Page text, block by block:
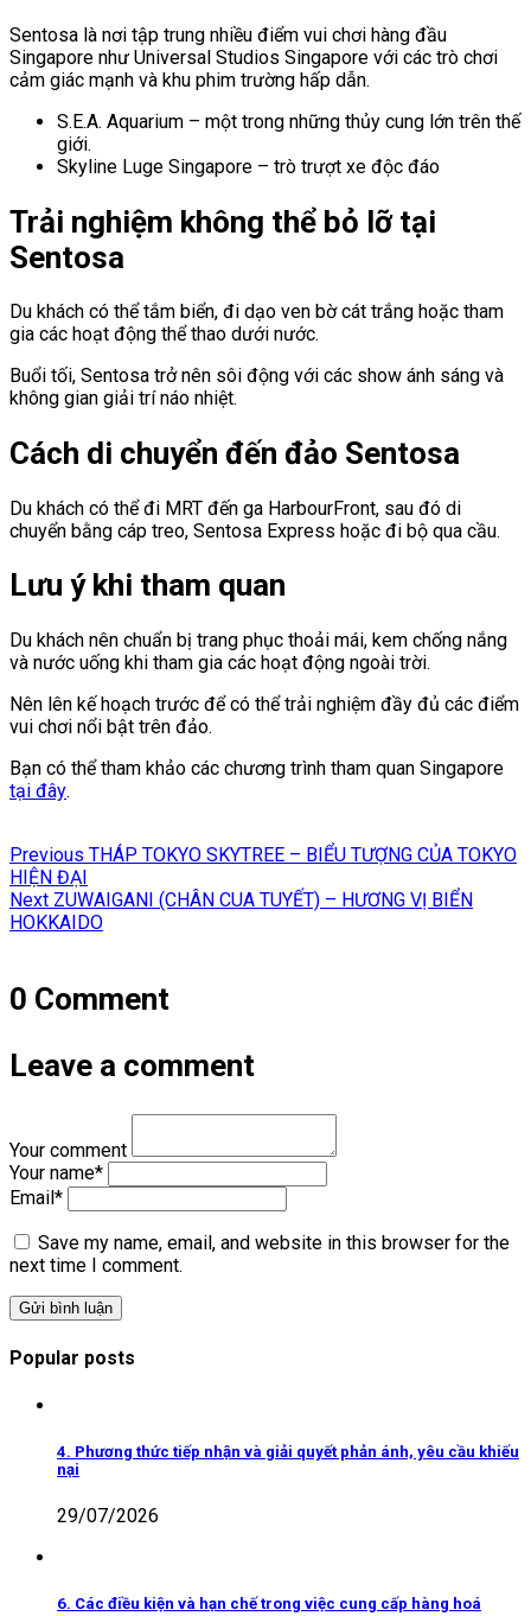
Sentosa là nơi tập trung nhiều điểm vui chơi hàng đầu
Singapore như Universal Studios Singapore với các trò chơi
cảm giác mạnh và khu phim trường hấp dẫn.
S.E.A. Aquarium – một trong những thủy cung lớn trên thế
giới.
Skyline Luge Singapore – trò trượt xe độc đáo
Trải nghiệm không thể bỏ lỡ tại
Sentosa
Du khách có thể tắm biển, đi dạo ven bờ cát trắng hoặc tham
gia các hoạt động thể thao dưới nước.
Buổi tối, Sentosa trở nên sôi động với các show ánh sáng và
không gian giải trí náo nhiệt.
Cách di chuyển đến đảo Sentosa
Du khách có thể đi MRT đến ga HarbourFront, sau đó di
chuyển bằng cáp treo, Sentosa Express hoặc đi bộ qua cầu.
Lưu ý khi tham quan
Du khách nên chuẩn bị trang phục thoải mái, kem chống nắng
và nước uống khi tham gia các hoạt động ngoài trời.
Nên lên kế hoạch trước để có thể trải nghiệm đầy đủ các điểm
vui chơi nổi bật trên đảo.
tại đây.
hướng
bài
Previous Previous
THÁP TOKYO SKYTREE – BIỂU TƯỢNG CỦA TOKYO
HIỆN ĐẠI
Next Next
post:
ZUWAIGANI (CHÂN CUA TUYẾT) – HƯƠNG VỊ BIỂN
HOKKAIDO
0 Comment
Leave a comment
Your comment
Your name*
Email *
Save my name, email, and website in this browser for the
next time I comment.
Popular posts
4. Phương thức tiếp nhận và giải quyết phản ánh, yêu cầu khiếu
nại
29/07/2026
6. Các điều kiện và hạn chế trong việc cung cấp hàng hoá